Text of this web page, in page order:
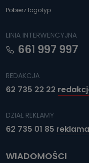
Pobierz logotyp
LINIA INTERWENCYJNA
661 997 997
REDAKCJA
62 735 22 22
DZIAŁ REKLAMY
62 735 01 85
WIADOMOŚCI